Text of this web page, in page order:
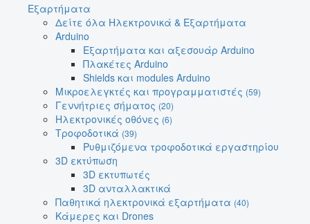
Εξαρτήματα
Δείτε όλα Ηλεκτρονικά & Εξαρτήματα
Arduino
Εξαρτήματα και αξεσουάρ Arduino
Πλακέτες Arduino
Shields και modules Arduino
Μικροελεγκτές και προγραμματιστές (59)
Γεννήτριες σήματος (20)
Ηλεκτρονικές οθόνες (6)
Τροφοδοτικά (39)
Ρυθμιζόμενα τροφοδοτικά εργαστηρίου
3D εκτύπωση
3D εκτυπωτές
3D ανταλλακτικά
Παθητικά ηλεκτρονικά εξαρτήματα (40)
Κάμερες και Drones